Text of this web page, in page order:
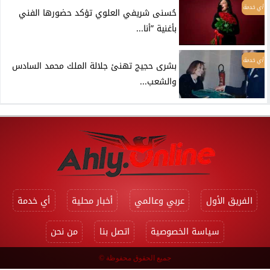
أي خدمة
حُسنى شريفي العلوي تؤكد حضورها الفني
بأغنية ”أنا...
أي خدمة
بشرى حجيج تهنئ جلالة الملك محمد السادس
والشعب...
الفريق الأول عربي وعالمي أخبار محلية
أي خدمة
سياسة الخصوصية
اتصل بنا من نحن
جميع الحقوق محفوظة ©